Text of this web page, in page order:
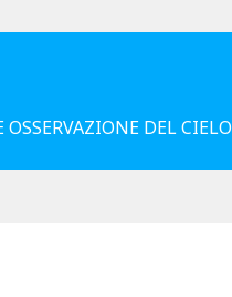
DEL CIELO